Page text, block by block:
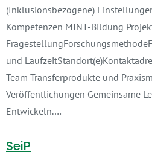
(Inklusionsbezogene)
Kompetenzen MINT-Bildung
und
Team Transferprodukte und
Veröffentlichungen Gemeinsame
Entwickeln.…
SeiP